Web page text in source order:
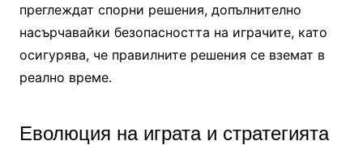
преглеждат спорни решения, допълнително
насърчавайки безопасността на играчите, като
осигурява, че правилните решения се вземат в
реално време.
Еволюция на играта и стратегията